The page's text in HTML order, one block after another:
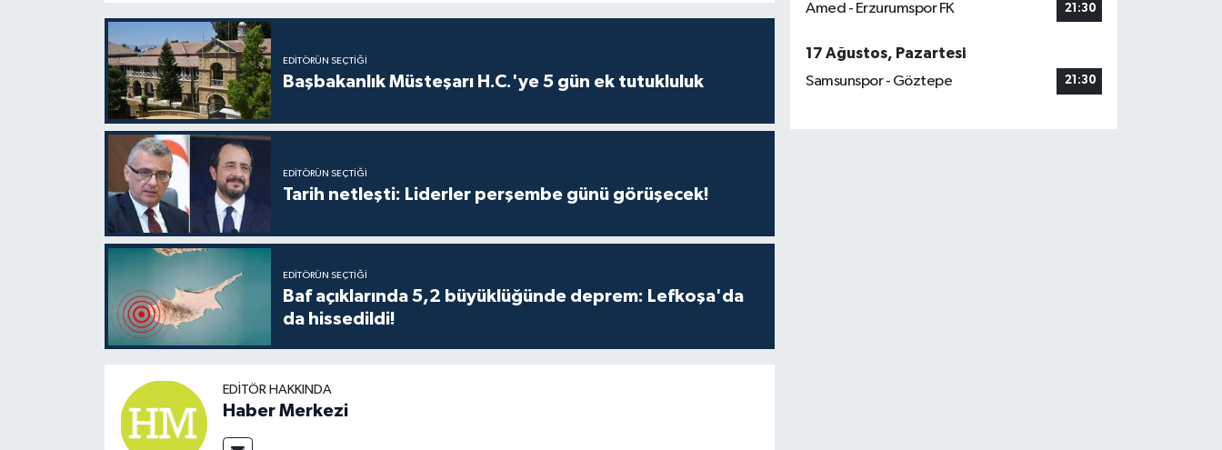
EDITÖRÜN SEÇTIĞI
Başbakanlık Müsteşarı H.C.'ye 5 gün ek tutukluluk
EDITÖRÜN SEÇTIĞI
Tarih netleşti: Liderler perşembe günü görüşecek!
EDITÖRÜN SEÇTIĞI
Baf açıklarında 5,2 büyüklüğünde deprem: Lefkoşa'da
da hissedildi!
EDITÖR HAKKINDA
Haber Merkezi
Amed - Erzurumspor FK 21:30
17 Ağustos, Pazartesi
Samsunspor - Göztepe
21:30